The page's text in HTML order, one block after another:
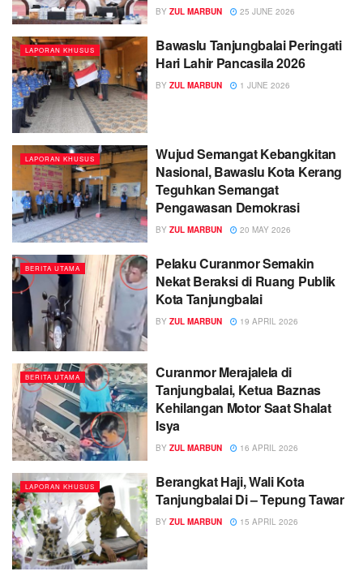
BY ZUL MARBUN 25 JUNE 2026
LAPORAN KHUSUS
Bawaslu Tanjungbalai Peringati
Hari Lahir Pancasila 2026
BY ZUL MARBUN 1 JUNE 2026
LAPORAN KHUSUS
Wujud Semangat Kebangkitan
Nasional, Bawaslu Kota Kerang
Teguhkan Semangat
Pengawasan Demokrasi
BY ZUL MARBUN 20 MAY 2026
BERITA UTAMA
Pelaku Curanmor Semakin
Nekat Beraksi di Ruang Publik
Kota Tanjungbalai
BY ZUL MARBUN 19 APRIL 2026
BERITA UTAMA
Curanmor Merajalela di
Tanjungbalai, Ketua Baznas
Kehilangan Motor Saat Shalat
Isya
BY ZUL MARBUN 16 APRIL 2026
LAPORAN KHUSUS
Berangkat Haji, Wali Kota
Tanjungbalai Di – Tepung Tawar
BY ZUL MARBUN 15 APRIL 2026